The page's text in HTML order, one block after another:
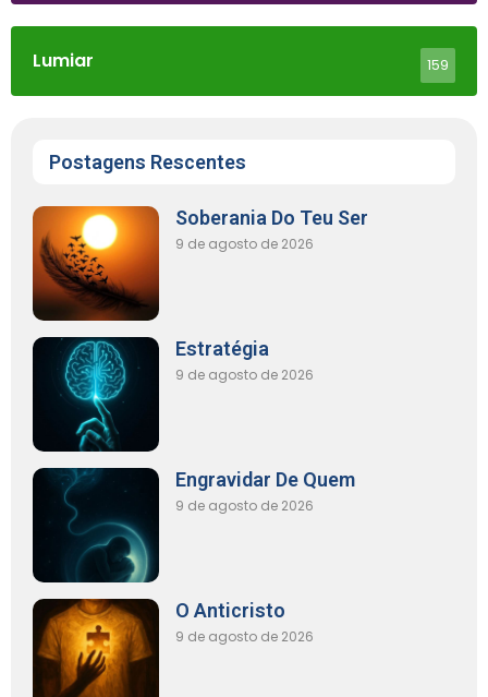
Lumiar 159
Postagens Rescentes
Soberania Do Teu Ser
9 de agosto de 2026
Estratégia
9 de agosto de 2026
Engravidar De Quem
9 de agosto de 2026
O Anticristo
9 de agosto de 2026